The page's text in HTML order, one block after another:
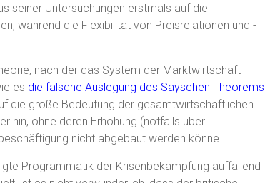
seiner Untersuchungen erstmals auf die
während die Flexibilität von Preisrelationen und -
nach der das System der Marktwirtschaft
es die falsche Auslegung des Sayschen Theorems
die große Bedeutung der gesamtwirtschaftlichen
hin, ohne deren Erhöhung (notfalls über
nicht abgebaut werden könne.
Programmatik der Krisenbekämpfung auffallend